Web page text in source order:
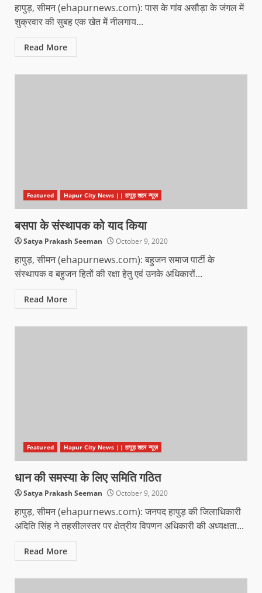
हापुड़, सीमन (ehapurnews.com): पास के गांव असौड़ा के जंगल में
शुक्रवार की सुबह एक खेत में नीलगाय...
Read More
Featured Hapur City News || हापुड़ शहर न्यूज़
बसपा के संस्थापक को याद किया
Satya Prakash Seeman October 9, 2020
हापुड़, सीमन (ehapurnews.com): बहुजन समाज पार्टी के
संस्थापक व बहुजन हितों की रक्षा हेतु एवं उनके अधिकारों...
Read More
Featured Hapur City News || हापुड़ शहर न्यूज़
धान की समस्या के लिए समिति गठित
Satya Prakash Seeman October 9, 2020
हापुड़, सीमन (ehapurnews.com): जनपद हापुड़ की जिलाधिकारी
अदिति सिंह ने तहसीलस्तर पर क्षेत्रीय विपणन अधिकारी की अध्यक्षता...
Read More